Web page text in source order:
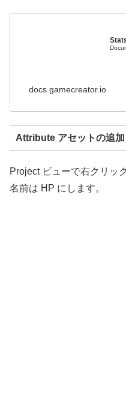
docs.gamecreator.io
Attribute アセットの追加
Project ビューで右クリッ
名前は HP にします。